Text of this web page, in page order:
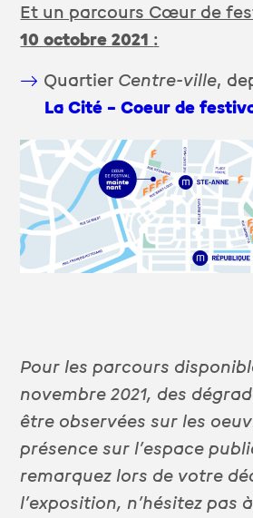
Et un parcours Cœur de
10 octobre 2021 :
Quartier Centre-ville,
La Cité – Coeur de
Pour les parcours
novembre 2021, des
être observées sur les
présence sur l’espace
remarquez lors de votre
l’exposition, n’hésitez pas